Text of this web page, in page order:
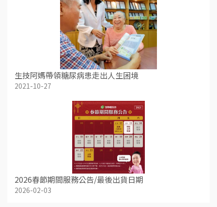
生技阿媽帶領糖尿病患走出人生困境
2021-10-27
2026春節期間服務公告/最後出貨日期
2026-02-03